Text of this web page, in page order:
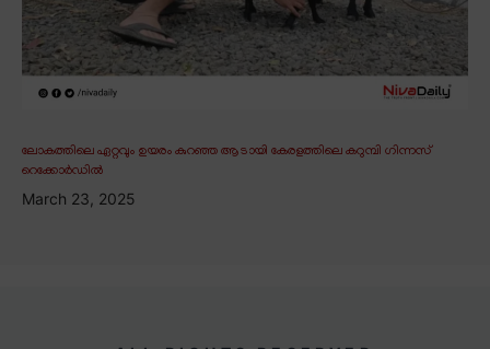
ലോകത്തിലെ ഏറ്റവും ഉയരം കുറഞ്ഞ ആടായി കേരളത്തിലെ കറുമ്പി ഗിന്നസ്
റെക്കോർഡിൽ
March 23, 2025